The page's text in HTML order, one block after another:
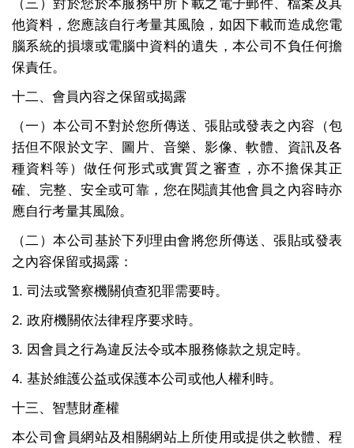
（三）對於您於本服務中所下載之電子郵件、檔案及其
他資料，您應該自行考量其風險，如因下載而造成您電
腦系統的損壞或電腦中資料的遺失，本公司不負任何擔
保責任。
十二、會員內容之保留或揭露
（一）本公司不對於您所傳送、張貼或發表之內容（包
括但不限於文字、圖片、音樂、影像、軟體、資訊及各
種資料等）做任何形式或實質之審查，亦不擔保其正
確、完整、安全或可靠，您在閱讀其他會員之內容時亦
應自行考量其風險。
（二）本公司基於下列理由會將您所傳送、張貼或發表
之內容保留或揭露：
1. 司法或警察機關偵查犯罪需要時。
2. 政府機關依法律程序要求時。
3. 因會員之行為違反法令或本服務條款之規定時。
4. 基於維護公益或保護本公司或他人權利時。
十三、智慧財產權
本公司會員網站及相關網站上所使用或提供之軟體、程